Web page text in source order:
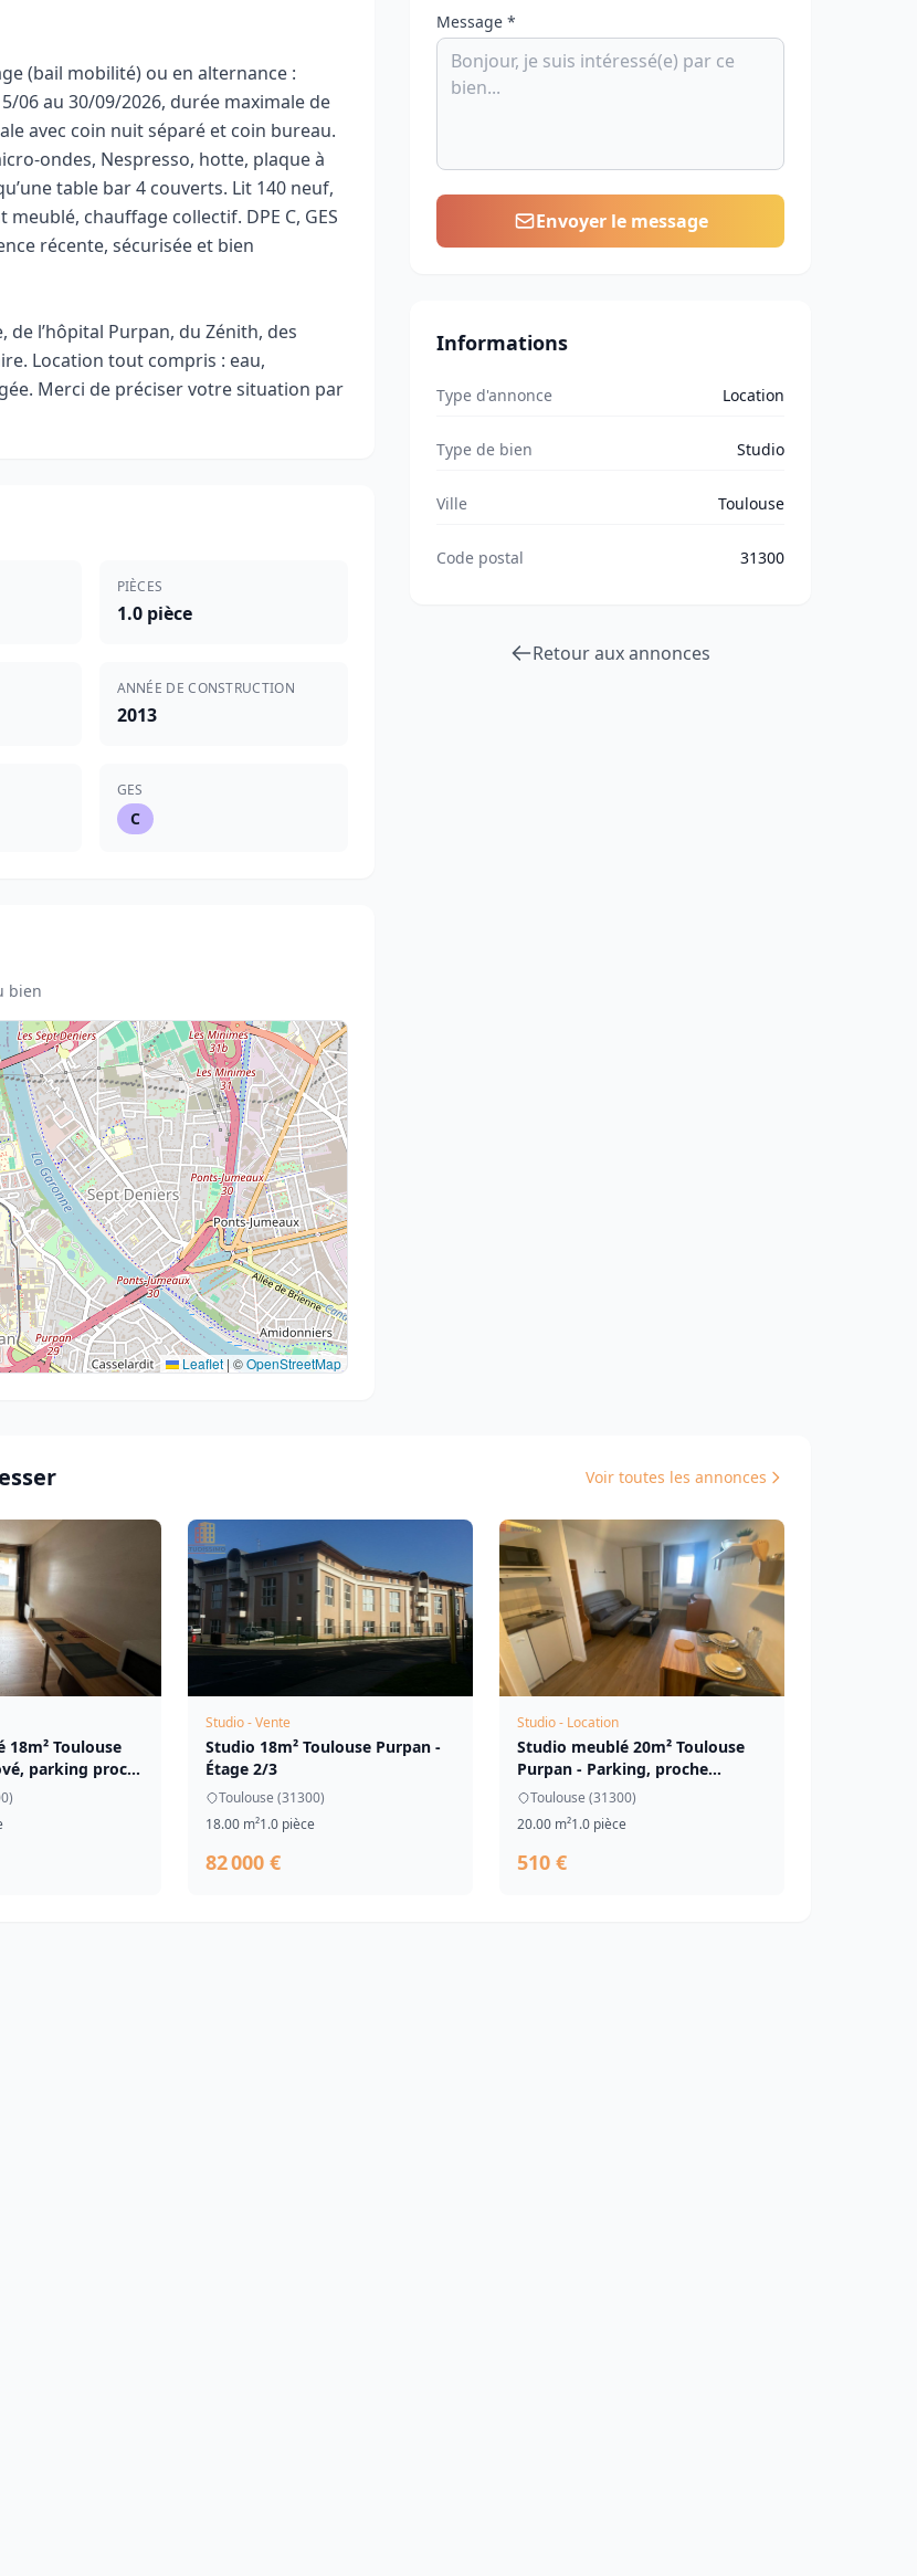
(bail mobilité) ou en alternance :
06 au 30/09/2026, durée maximale de
avec coin nuit séparé et coin bureau.
ondes, Nespresso, hotte, plaque à
table bar 4 couverts. Lit 140 neuf,
chauffage collectif. DPE C, GES
récente, sécurisée et bien
l’hôpital Purpan, du Zénith, des
Location tout compris : eau,
Merci de préciser votre situation par
PIÈCES
1.0 pièce
ANNÉE DE CONSTRUCTION
2013
GES
C
bien
Leaflet | ©OpenStreetMap
Message *
Envoyer le message
Informations
Type d'annonce Location
Type de bien Studio
Ville Toulouse
Code postal 31300
Retour aux annonces
Voir toutes les annonces
Toulouse
parking proc...
Studio - Vente
Studio 18m² Toulouse Purpan -
Étage 2/3
Toulouse (31300)
18.00 m²1.0 pièce
82 000 €
Studio - Location
Studio meublé 20m² Toulouse
Purpan - Parking, proche
tramway
Toulouse (31300)
20.00 m²1.0 pièce
510 €